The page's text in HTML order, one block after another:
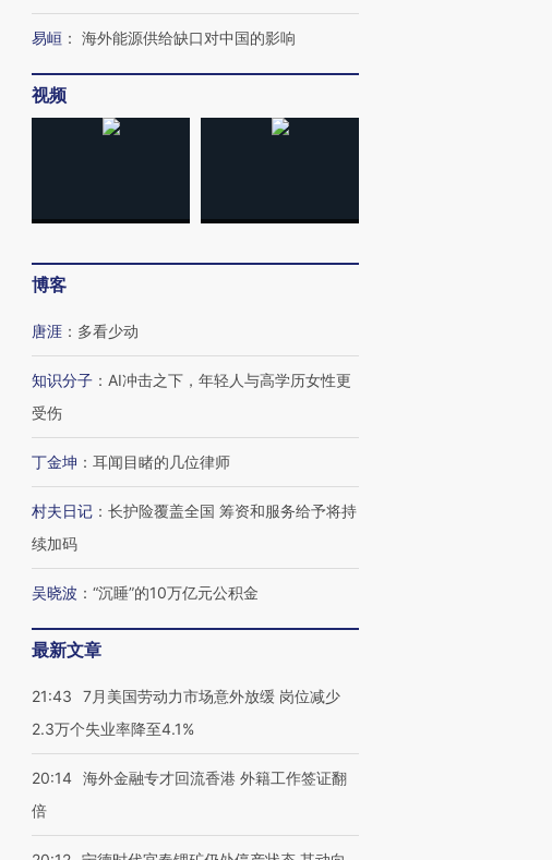
易峘 ： 海外能源供给缺口对中国的影响
视频
博客
唐涯 ： 多看少动
知识分子 ： AI冲击之下，年轻人与高学历女性更
受伤
丁金坤 ： 耳闻目睹的几位律师
村夫日记 ： 长护险覆盖全国 筹资和服务给予将持
续加码
吴晓波 ： “沉睡”的10万亿元公积金
最新文章
21:43
7月美国劳动力市场意外放缓 岗位减少
2.3万个失业率降至4.1%
20:14 海外金融专才回流香港 外籍工作签证翻
倍